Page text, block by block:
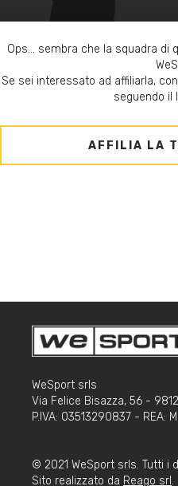
Ops... sembra che la squadra di
Se sei interessato ad affiliarla,
seguendo il
AFFILIA LA
WeSport srls
Via Felice Bisazza, 56 -
P.IVA: 03513290837 - REA:
© 2021 WeSport srls. Tutti i
Sito realizzato da Reago srl .